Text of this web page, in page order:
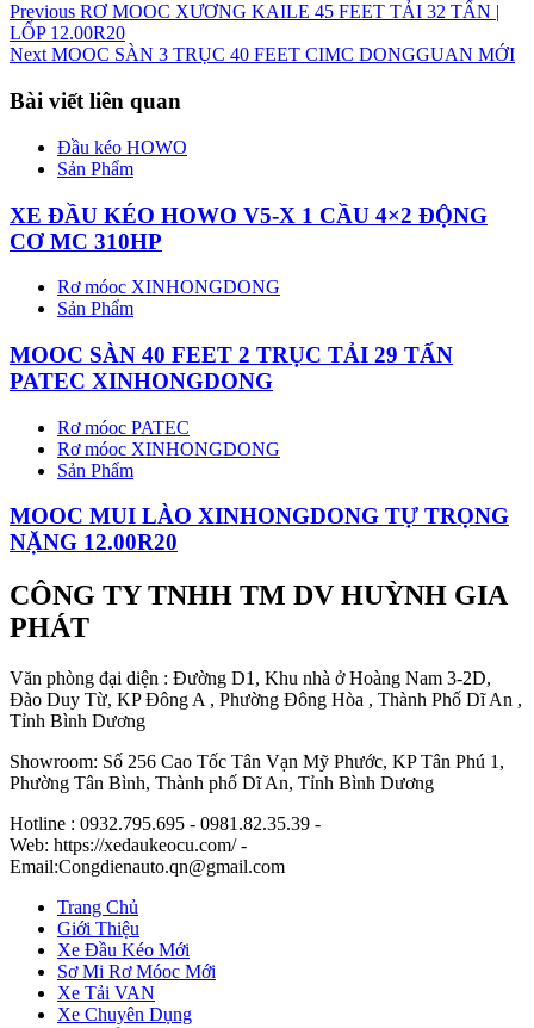
Previous RƠ MOOC XƯƠNG KAILE 45 FEET TẢI 32 TẤN |
LỐP 12.00R20
Next MOOC SÀN 3 TRỤC 40 FEET CIMC DONGGUAN MỚI
Bài viết liên quan
Đầu kéo HOWO
Sản Phẩm
XE ĐẦU KÉO HOWO V5-X 1 CẦU 4×2 ĐỘNG
CƠ MC 310HP
Rơ móoc XINHONGDONG
Sản Phẩm
MOOC SÀN 40 FEET 2 TRỤC TẢI 29 TẤN
PATEC XINHONGDONG
Rơ móoc PATEC
Rơ móoc XINHONGDONG
Sản Phẩm
MOOC MUI LÀO XINHONGDONG TỰ TRỌNG
NẶNG 12.00R20
CÔNG TY TNHH TM DV HUỲNH GIA
PHÁT
Văn phòng đại diện : Đường D1, Khu nhà ở Hoàng Nam 3-2D,
Đào Duy Từ, KP Đông A , Phường Đông Hòa , Thành Phố Dĩ An ,
Tỉnh Bình Dương
Showroom: Số 256 Cao Tốc Tân Vạn Mỹ Phước, KP Tân Phú 1,
Phường Tân Bình, Thành phố Dĩ An, Tỉnh Bình Dương
Hotline : 0932.795.695 - 0981.82.35.39 -
Web: https://xedaukeocu.com/ -
Email:Congdienauto.qn@gmail.com
Trang Chủ
Giới Thiệu
Xe Đầu Kéo Mới
Sơ Mi Rơ Móoc Mới
Xe Tải VAN
Xe Chuyên Dụng